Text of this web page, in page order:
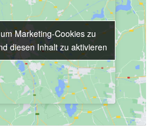
Marketing-Cookies zu
diesen Inhalt zu aktivieren
Marketing-Cookies zu
diesen Inhalt zu aktivieren